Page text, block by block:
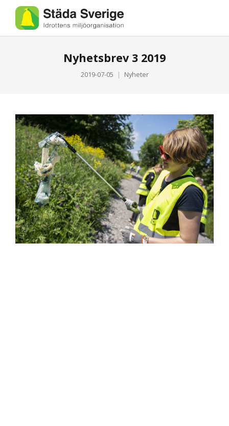
Nyhetsbrev 3 2019
2019-07-05 Nyheter